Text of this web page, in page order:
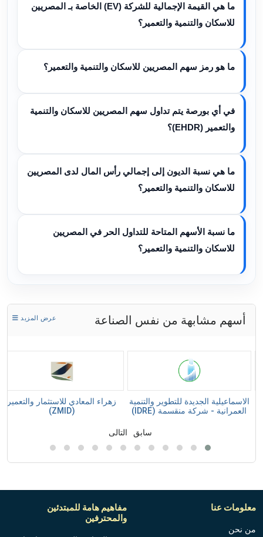
ما هي القيمة الإجمالية للشركة (EV) الخاصة بـ المصريين
للاسكان والتنمية والتعمير؟
ما هو رمز سهم المصريين للاسكان والتنمية والتعمير؟
في أي بورصة يتم تداول سهم المصريين للاسكان والتنمية
والتعمير (EHDR)؟
ما هي نسبة الديون إلى إجمالي رأس المال لدى المصريين
للاسكان والتنمية والتعمير؟
ما نسبة الأسهم المتاحة للتداول الحر في المصريين
للاسكان والتنمية والتعمير؟
أسهم مشابهة من نفس الصناعة عرض المزيد
الاسماعيلية الجديدة للتطوير والتنمية
العمرانية - شركة منقسمة (IDRE)
زهراء المعادي للاستثمار والتعمير
(ZMID)
سابق التالى
معلومات عنا
من نحن
مفاهيم هامة للمبتدئين
والمحترفين